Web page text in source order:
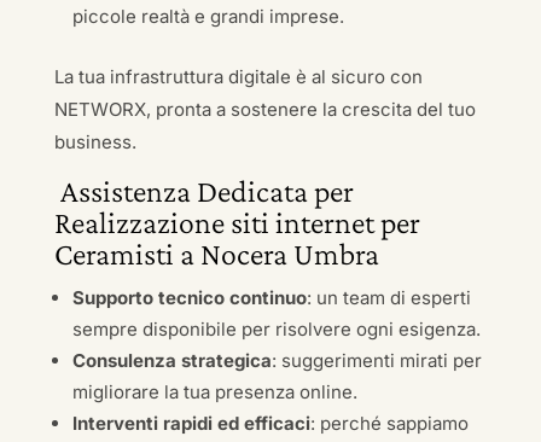
piccole realtà e grandi imprese.
La tua infrastruttura digitale è al sicuro con
NETWORX, pronta a sostenere la crescita del tuo
business.
Assistenza Dedicata per
Realizzazione siti internet per
Ceramisti a Nocera Umbra
Supporto tecnico continuo: un team di esperti
sempre disponibile per risolvere ogni esigenza.
Consulenza strategica: suggerimenti mirati per
migliorare la tua presenza online.
Interventi rapidi ed efficaci: perché sappiamo